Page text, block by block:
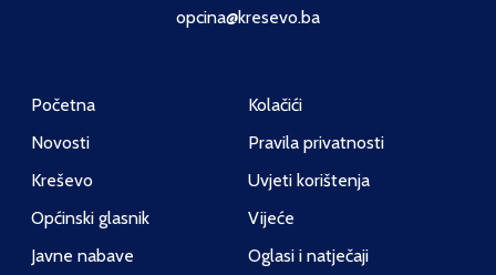
opcina@kresevo.ba
Početna
Novosti
Kreševo
Općinski glasnik
Javne nabave
Kolačići
Pravila privatnosti
Uvjeti korištenja
Vijeće
Oglasi i natječaji